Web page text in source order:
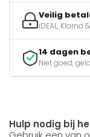
Veilig
iDEAL, Klarna
14 dagen
Niet goed,
Hulp nodig bij